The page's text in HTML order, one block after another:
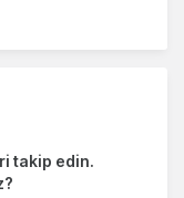
takip edin.